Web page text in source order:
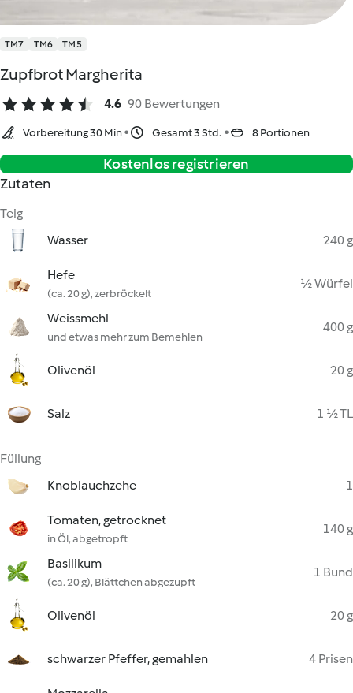
TM7 TM6 TM5
Zupfbrot Margherita
4.6 90 Bewertungen
Vorbereitung 30 Min Gesamt 3 Std. 8 Portionen
Kostenlos registrieren
Zutaten
Teig
Wasser
240 g
Hefe
(ca. 20 g), zerbröckelt
½ Würfel
Weissmehl
und etwas mehr zum Bemehlen
400 g
Olivenöl 20 g
Salz 1 ½ TL
Füllung
Knoblauchzehe
1
Tomaten, getrocknet
in Öl, abgetropft
140 g
Basilikum
(ca. 20 g), Blättchen abgezupft
1 Bund
Olivenöl 20 g
schwarzer Pfeffer, gemahlen 4 Prisen